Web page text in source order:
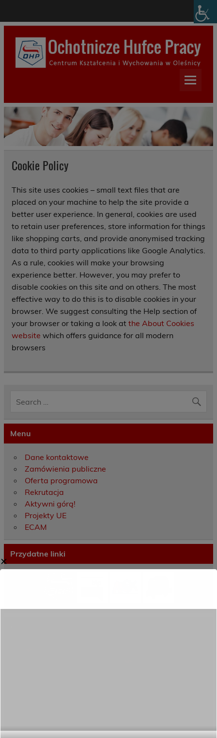
Wychowania w Oleśnicy
Cookie Policy
This site uses cookies – small text files that are
placed on your machine to help the site provide a
better user experience. In general, cookies are used
to retain user preferences, store information for things
like shopping carts, and provide anonymised tracking
data to third party applications like Google Analytics.
As a rule, cookies will make your browsing
experience better. However, you may prefer to
disable cookies on this site and on others. The most
effective way to do this is to disable cookies in your
browser. We suggest consulting the Help section of
your browser or taking a look at the About Cookies
website which offers guidance for all modern
browsers
Menu
Dane kontaktowe
Zamówienia publiczne
Oferta programowa
Rekrutacja
Aktywni górą!
Projekty UE
ECAM
Przydatne linki
Przekazaliśmy opiekę nad naszym ogrodem na
✕